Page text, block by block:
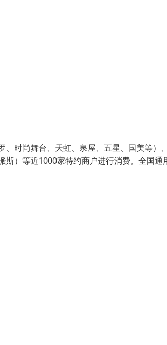
时尚舞台、天虹、泉屋、五星、国美等）
斯）等近1000家特约商户进行消费。全国通